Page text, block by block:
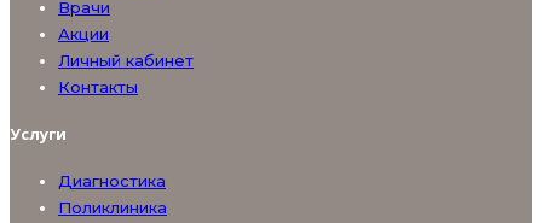
Врачи
Акции
Личный кабинет
Контакты
Услуги
Диагностика
Поликлиника